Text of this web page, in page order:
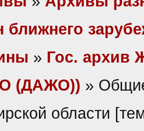
» Гос. архив
(ДАЖО)) »
области